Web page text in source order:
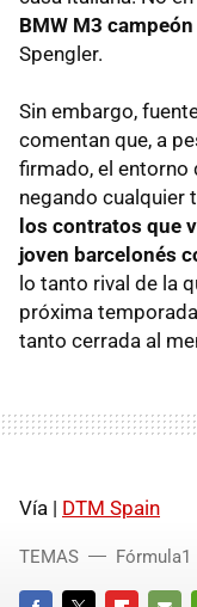
BMW M3
Spengler.
Sin embargo,
comentan que, a
firmado, el entorno
negando cualquier
los contratos que
joven barcelonés
lo tanto rival de la
próxima
tanto cerrada al
Vía | DTM Spain
TEMAS Fórmula1